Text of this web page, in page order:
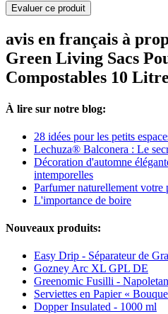
Evaluer ce produit
avis en français à
Green Living Sacs
Compostables 10
À lire sur notre blog:
28 idées pour les petits
Lechuza® Balconera : Le
Décoration d'automne
intemporelles
Parfumer naturellement votre
L'importance de boire
Nouveaux produits:
Easy Drip - Séparateur de
Gozney Arc XL GPL DE
Greenomic Fusilli -
Serviettes en Papier «
Dopper Insulated - 1000 ml